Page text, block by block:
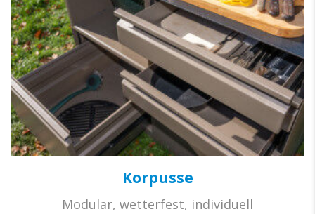
Korpusse
Modular, wetterfest, individuell